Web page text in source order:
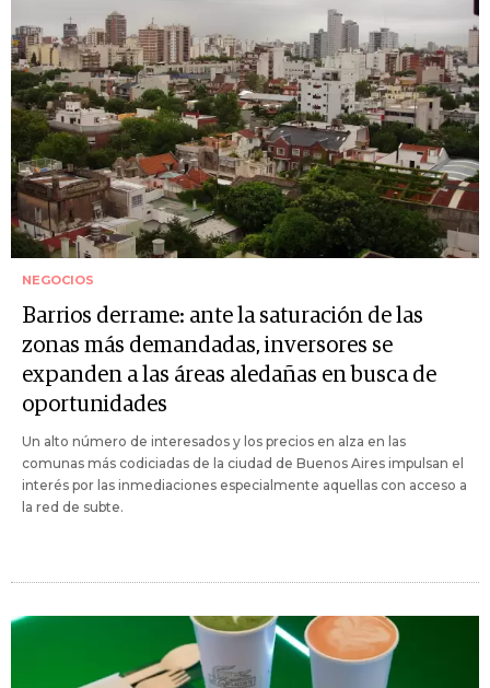
NEGOCIOS
Barrios derrame: ante la saturación de las
zonas más demandadas, inversores se
expanden a las áreas aledañas en busca de
oportunidades
Un alto número de interesados y los precios en alza en las
comunas más codiciadas de la ciudad de Buenos Aires impulsan el
interés por las inmediaciones especialmente aquellas con acceso a
la red de subte.